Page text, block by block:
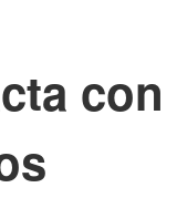
con